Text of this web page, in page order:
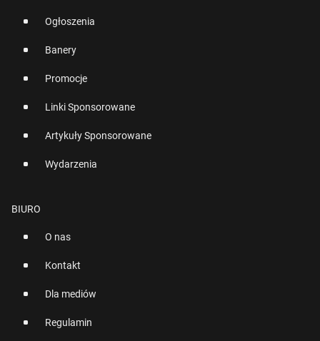
Ogłoszenia
Banery
Promocje
Linki Sponsorowane
Artykuły Sponsorowane
Wydarzenia
BIURO
O nas
Kontakt
Dla mediów
Regulamin